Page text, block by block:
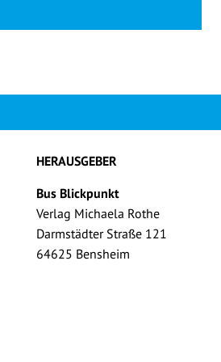
HERAUSGEBER
Bus Blickpunkt
Verlag Michaela Rothe
Darmstädter Straße 121
64625 Bensheim